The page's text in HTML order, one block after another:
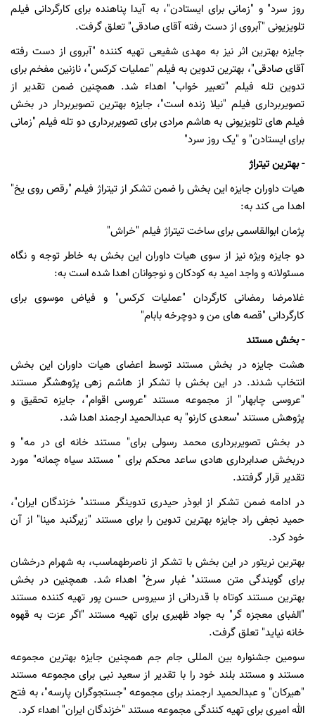
روز سرد" و "زمانی برای ایستادن"، به آیدا پناهنده برای کارگردانی فیلم
تلویزیونی "آبروی از دست رفته آقای صادقی" تعلق گرفت.
جایزه بهترین اثر نیز به مهدی شفیعی تهیه کننده "آبروی از دست رفته
آقای صادقی"، بهترین تدوین به فیلم "عملیات کرکس"، نازنین مفخم برای
تدوین تله فیلم "تعبیر خواب" اهداء شد. همچنین ضمن تقدیر از
تصویربرداری فیلم "نیلا زنده است"، جایزه بهترین تصویربردار در بخش
فیلم های تلویزیونی به هاشم مرادی برای تصویربرداری دو تله فیلم "زمانی
برای ایستادن" و "یک روز سرد"
- بهترین تیتراژ
هیات داوران جایزه این بخش را ضمن تشکر از تیتراژ فیلم "رقص روی یخ"
اهدا می کند به:
پژمان ابوالقاسمی برای ساخت تیتراژ فیلم "خراش"
دو جایزه ویژه نیز از سوی هیات داوران این بخش به خاطر توجه و نگاه
مسئولانه و واجد امید به کودکان و نوجوانان اهدا شده است به:
غلامرضا رمضانی کارگردان "عملیات کرکس" و فیاض موسوی برای
کارگردانی "قصه های من و دوچرخه بابام"
- بخش مستند
هشت جایزه در بخش مستند توسط اعضای هیات داوران این بخش
انتخاب شدند. در این بخش با تشکر از هاشم زهی پژوهشگر مستند
"عروسی چابهار" از مجموعه مستند "عروسی اقوام"، جایزه تحقیق و
پژوهش مستند "سعدی کارنو" به عبدالحمید ارجمند اهدا شد.
در بخش تصویربرداری محمد رسولی برای" مستند خانه ای در مه" و
دربخش صدابرداری هادی ساعد محکم برای " مستند سیاه چمانه" مورد
تقدیر قرار گرفتند.
در ادامه ضمن تشکر از ابوذر حیدری تدوینگر مستند" خزندگان ایران"،
حمید نجفی راد جایزه بهترین تدوین را برای مستند "زیرگنبد مینا" از آن
خود کرد.
بهترین نریتور در این بخش با تشکر از ناصرطهماسب، به شهرام درخشان
برای گویندگی متن مستند" غبار سرخ" اهداء شد. همچنین در بخش
بهترین مستند کوتاه با قدردانی از سیروس حسن پور تهیه کننده مستند
"الفبای معجزه گر" به جواد ظهیری برای تهیه مستند "اگر عزت به قهوه
خانه نیاید" تعلق گرفت.
سومین جشنواره بین المللی جام جم همچنین جایزه بهترین مجموعه
مستند و مستند بلند خود را با تقدیر از سعید نبی برای مجموعه مستند
"هیرکان" و عبدالحمید ارجمند برای مجموعه "جستجوگران پارسه"، به فتح
الله امیری برای تهیه کنندگی مجموعه مستند "خزندگان ایران" اهداء کرد.